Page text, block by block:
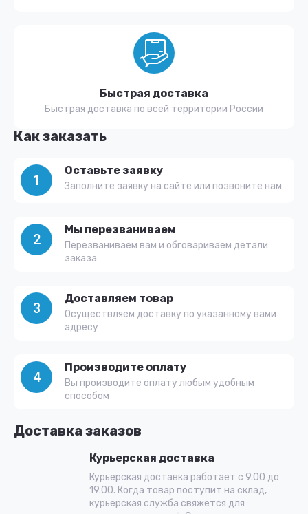
Быстрая доставка
Быстрая доставка по всей территории России
Как заказать
1
Оставьте заявку
Заполните заявку на сайте или позвоните нам
2
Мы перезваниваем
Перезваниваем вам и обговариваем детали
заказа
3
Доставляем товар
Осуществляем доставку по указанному вами
адресу
4
Производите оплату
Вы производите оплату любым удобным
способом
Доставка заказов
Курьерская доставка
Курьерская доставка работает с 9.00 до
19.00. Когда товар поступит на склад,
курьерская служба свяжется для